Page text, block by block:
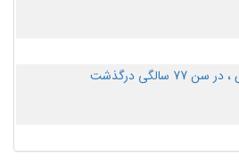
سالگی درگذشت